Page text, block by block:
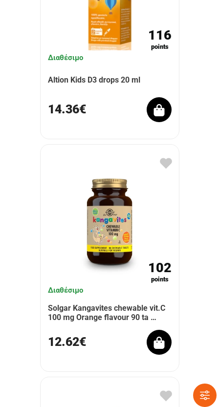
116
points
Διαθέσιμο
Altion Kids D3 drops 20 ml
14.36€
102
points
Διαθέσιμο
Solgar Kangavites chewable vit.C
100 mg Orange flavour 90 ta …
12.62€